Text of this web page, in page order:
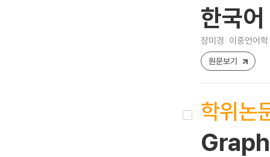
한국
장미경 이중언어
원문보기
학위논